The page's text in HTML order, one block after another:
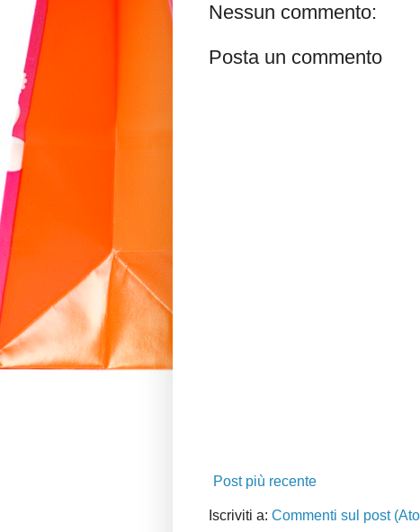
Nessun commento:
Posta un commento
Post più recente
Iscriviti a: Commenti sul post